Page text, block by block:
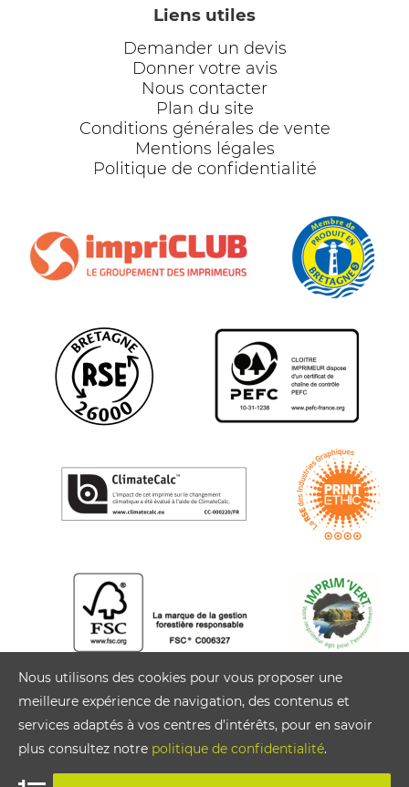
Liens utiles
Demander un devis
Donner votre avis
Nous contacter
Plan du site
Conditions générales de vente
Mentions légales
Politique de confidentialité
Nous utilisons des cookies pour vous proposer une
meilleure expérience de navigation, des contenus et
services adaptés à vos centres d’intérêts, pour en savoir
plus consultez notre politique de confidentialité.